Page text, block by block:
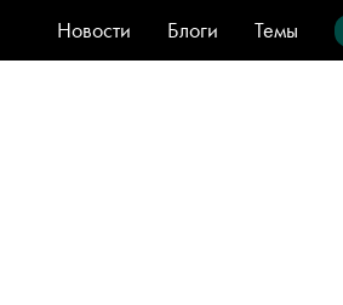
Новости Блоги Темы
Стиль
Видео